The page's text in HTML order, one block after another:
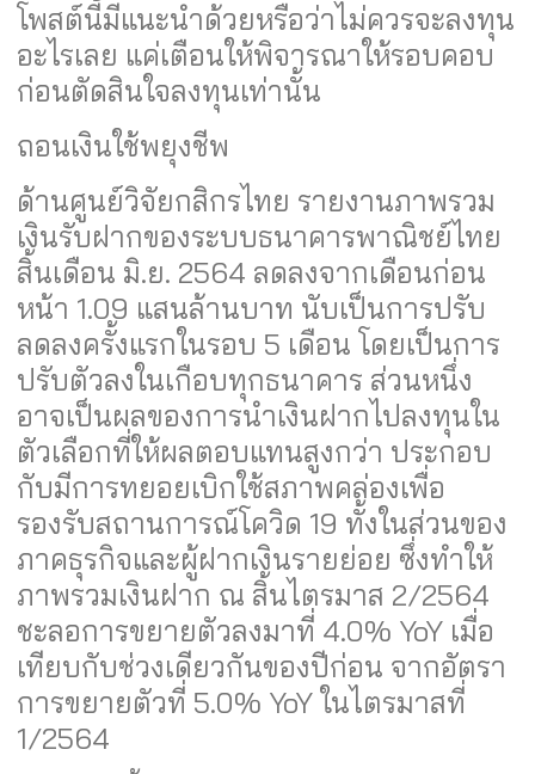
โพสต์นี้มีแนะนำด้วยหรือว่าไม่ควรจะลงทุน
อะไรเลย แค่เตือนให้พิจารณาให้รอบคอบ
ก่อนตัดสินใจลงทุนเท่านั้น
ถอนเงินใช้พยุงชีพ
ด้านศูนย์วิจัยกสิกรไทย รายงานภาพรวม
เงินรับฝากของระบบธนาคารพาณิชย์ไทย
สิ้นเดือน มิ.ย. 2564 ลดลงจากเดือนก่อน
หน้า 1.09 แสนล้านบาท นับเป็นการปรับ
ลดลงครั้งแรกในรอบ 5 เดือน โดยเป็นการ
ปรับตัวลงในเกือบทุกธนาคาร ส่วนหนึ่ง
อาจเป็นผลของการนำเงินฝากไปลงทุนใน
ตัวเลือกที่ให้ผลตอบแทนสูงกว่า ประกอบ
กับมีการทยอยเบิกใช้สภาพคล่องเพื่อ
รองรับสถานการณ์โควิด 19 ทั้งในส่วนของ
ภาคธุรกิจและผู้ฝากเงินรายย่อย ซึ่งทำให้
ภาพรวมเงินฝาก ณ สิ้นไตรมาส 2/2564
ชะลอการขยายตัวลงมาที่ 4.0% YoY เมื่อ
เทียบกับช่วงเดียวกันของปีก่อน จากอัตรา
การขยายตัวที่ 5.0% YoY ในไตรมาสที่
1/2564